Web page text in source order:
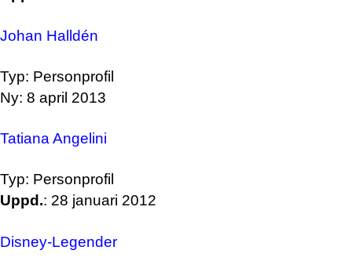
Johan Halldén
Typ: Personprofil
Ny: 8 april 2013
Tatiana Angelini
Typ: Personprofil
Uppd.: 28 januari 2012
Disney-Legender